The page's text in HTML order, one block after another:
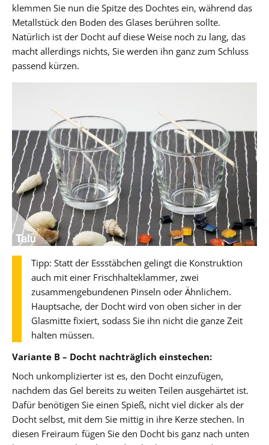
klemmen Sie nun die Spitze des Dochtes ein, während das
Metallstück den Boden des Glases berühren sollte.
Natürlich ist der Docht auf diese Weise noch zu lang, das
macht allerdings nichts, Sie werden ihn ganz zum Schluss
passend kürzen.
Tipp: Statt der Essstäbchen gelingt die Konstruktion
auch mit einer Frischhalteklammer, zwei
zusammengebundenen Pinseln oder Ähnlichem.
Hauptsache, der Docht wird von oben sicher in der
Glasmitte fixiert, sodass Sie ihn nicht die ganze Zeit
halten müssen.
Variante B – Docht nachträglich einstechen:
Noch unkomplizierter ist es, den Docht einzufügen,
nachdem das Gel bereits zu weiten Teilen ausgehärtet ist.
Dafür benötigen Sie einen Spieß, nicht viel dicker als der
Docht selbst, mit dem Sie mittig in ihre Kerze stechen. In
diesen Freiraum fügen Sie den Docht bis ganz nach unten